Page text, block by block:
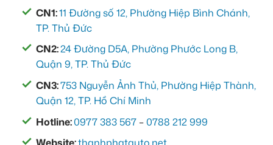
CN1:11 Đường số 12, Phường Hiệp Bình Chánh,
TP. Thủ Đức
CN2:24 Đường D5A, Phường Phước Long B,
Quận 9, TP. Thủ Đức
CN3:753 Nguyễn Ảnh Thủ, Phường Hiệp Thành,
Quận 12, TP. Hồ Chí Minh
Hotline:0977 383 567 –0788 212 999